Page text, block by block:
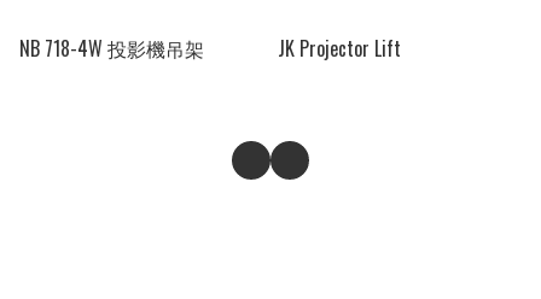
NB 718-4W 投影機吊架 JK Projector Lift